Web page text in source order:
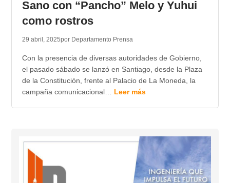
Sano con “Pancho” Melo y Yuhui
como rostros
29 abril, 2025por Departamento Prensa
Con la presencia de diversas autoridades de Gobierno,
el pasado sábado se lanzó en Santiago, desde la Plaza
de la Constitución, frente al Palacio de La Moneda, la
campaña comunicacional… Leer más